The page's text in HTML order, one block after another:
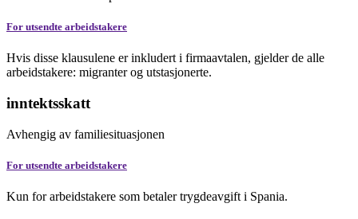
For utsendte arbeidstakere
Hvis disse klausulene er inkludert i firmaavtalen, gjelder de alle
arbeidstakere: migranter og utstasjonerte.
inntektsskatt
Avhengig av familiesituasjonen
For utsendte arbeidstakere
Kun for arbeidstakere som betaler trygdeavgift i Spania.